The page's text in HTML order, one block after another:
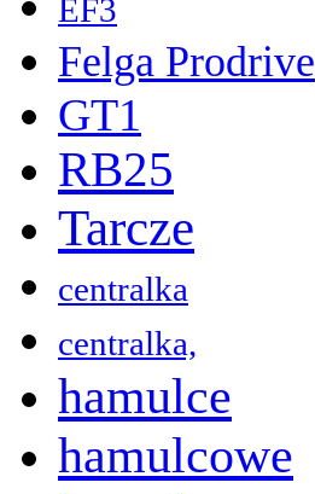
EF3
Felga Prodrive
GT1
RB25
Tarcze
centralka
centralka,
hamulce
hamulcowe